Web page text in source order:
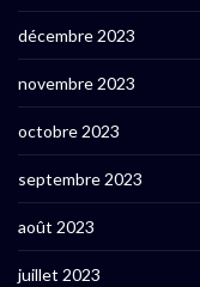
décembre 2023
novembre 2023
octobre 2023
septembre 2023
août 2023
juillet 2023